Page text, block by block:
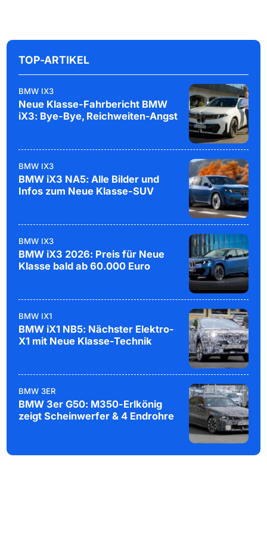
TOP-ARTIKEL
BMW IX3
Neue Klasse-Fahrbericht BMW
iX3: Bye-Bye, Reichweiten-Angst
BMW IX3
BMW iX3 NA5: Alle Bilder und
Infos zum Neue Klasse-SUV
BMW IX3
BMW iX3 2026: Preis für Neue
Klasse bald ab 60.000 Euro
BMW IX1
BMW iX1 NB5: Nächster Elektro-
X1 mit Neue Klasse-Technik
BMW 3ER
BMW 3er G50: M350-Erlkönig
zeigt Scheinwerfer & 4 Endrohre